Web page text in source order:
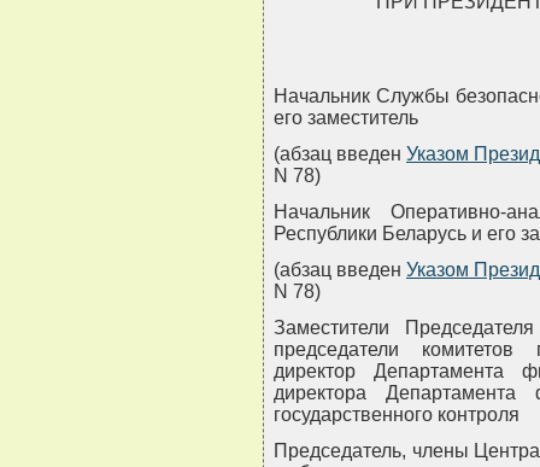
Начальник Службы
его заместитель
(абзац введен Указом
N 78)
Начальник Оперативно-
Республики Беларусь и его
(абзац введен Указом
N 78)
Заместители
председатели комитетов
директор Департамента
директора Департамента
государственного контроля
Председатель, члены